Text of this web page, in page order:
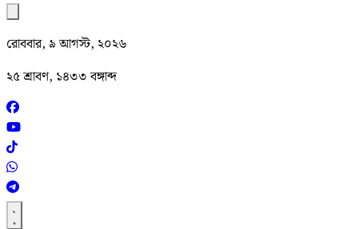
রোববার, ৯ আগস্ট, ২০২৬
২৫ শ্রাবণ, ১৪৩৩ বঙ্গাব্দ